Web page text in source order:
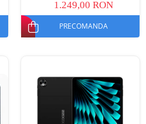
1.249,00 RON
PRECOMANDA